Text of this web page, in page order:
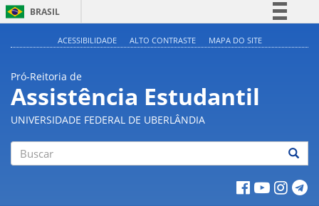
BRASIL
Acesso à informação
Legislação
Canais
ACESSIBILIDADE ALTO CONTRASTE MAPA DO SITE
Pró-Reitoria de
Assistência Estudantil
UNIVERSIDADE FEDERAL DE UBERLÂNDIA